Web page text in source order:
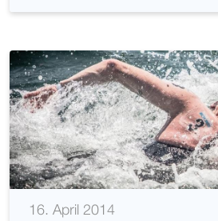
16. April 2014